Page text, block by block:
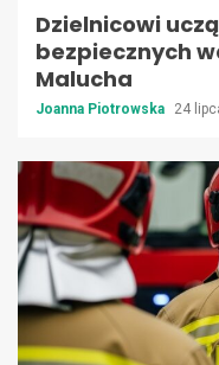
Dzielnicowi
bezpiecznych
Malucha
Joanna Piotrowska 24